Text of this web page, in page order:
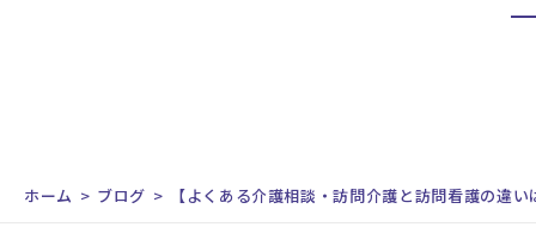
ホーム ブログ 【よくある介護相談・訪問介護と訪問看護の違い